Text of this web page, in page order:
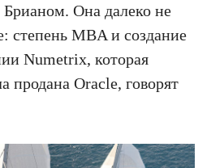
Брианом. Она далеко не
степень MBA и создание
Numetrix, которая
продана Oracle, говорят